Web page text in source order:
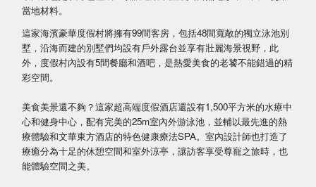
當地材料。
這家海濱豪華度假村將擁有99間客房，包括48間寬敞的獨立泳池別
墅，沿海而建的別墅們均設有戶外露台並享有壯麗海景視野，此
外，度假村內設有5間餐廳和酒吧，是熱愛美食的老饕不能錯過的精
彩空間。
美食美景還不夠？這家超高端度假酒店還設有1,500平方米的水療中
心和健身中心，配有完美的25m室內外游泳池，並輔以最先進的熱
療體驗和文華東方酒店的特色健康療法SPA。室內設計師也打造了
療癒分為十足的休憩空間和室外涼亭，讓訪客享受尊寵之旅時，也
能體驗空間之美。